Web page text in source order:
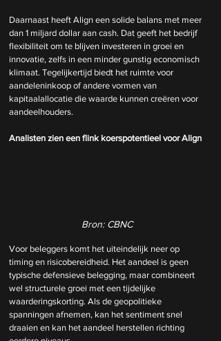
Daarnaast heeft Align een solide balans met meer
dan 1 miljard dollar aan cash. Dat geeft het bedrijf
flexibiliteit om te blijven investeren in groei en
innovatie, zelfs in een minder gunstig economisch
klimaat. Tegelijkertijd biedt het ruimte voor
aandeleninkoop of andere vormen van
kapitaalallocatie die waarde kunnen creëren voor
aandeelhouders.
Analisten zien een flink koerspotentieel voor Align
Bron: CBNC
Voor beleggers komt het uiteindelijk neer op
timing en risicobereidheid. Het aandeel is geen
typische defensieve belegging, maar combineert
wel structurele groei met een tijdelijke
waarderingskorting. Als de geopolitieke
spanningen afnemen, kan het sentiment snel
draaien en kan het aandeel herstellen richting